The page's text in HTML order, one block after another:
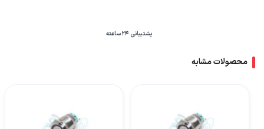
پشتیبانی 24 ساعته
محصولات مشابه